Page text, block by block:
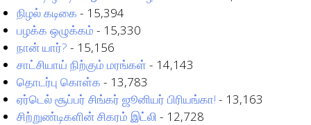
நிழல் கடிகை - 15,394
பழக்க ஒழுக்கம் - 15,330
நான் யார்? - 15,156
சாட்சியாய் நிற்கும் மரங்கள் - 14,143
தொடர்பு கொள்க - 13,783
ஏர்டெல் சூப்பர் சிங்கர் ஜூனியர் பிரியங்கா! - 13,163
சிற்றுண்டிகளின் சிகரம் இட்லி - 12,728